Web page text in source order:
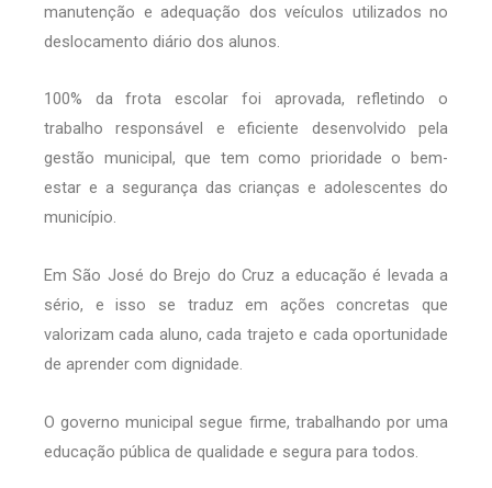
manutenção e adequação dos veículos utilizados no
deslocamento diário dos alunos.
100% da frota escolar foi aprovada, refletindo o
trabalho responsável e eficiente desenvolvido pela
gestão municipal, que tem como prioridade o bem-
estar e a segurança das crianças e adolescentes do
município.
Em São José do Brejo do Cruz a educação é levada a
sério, e isso se traduz em ações concretas que
valorizam cada aluno, cada trajeto e cada oportunidade
de aprender com dignidade.
O governo municipal segue firme, trabalhando por uma
educação pública de qualidade e segura para todos.